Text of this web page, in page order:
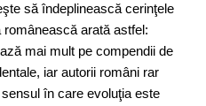
să îndeplinească cerinţele
arată astfel:
mai mult pe compendii de
iar autorii români rar
în care evoluţia este